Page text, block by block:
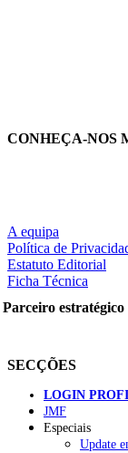
nas redes
CONHEÇA-NOS
A equipa
Política de
Estatuto Editorial
Ficha Técnica
Parceiro estratégico
SECÇÕES
LOGIN
JMF
Especiais
Update